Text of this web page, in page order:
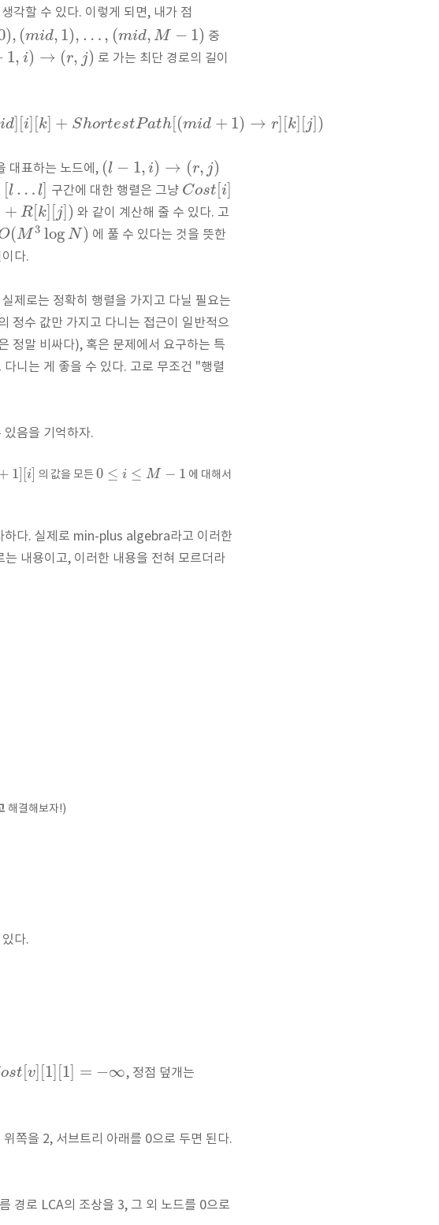
각할 수 있다. 이렇게 되면, 내가 점
), (mid, 1), … , (mid, M − 1) 중
1, i) → (r, j) 로 가는 최단 경로의 길이
id] [i] [k] + ShortestPath[(mid + 1) → r] [k] [j])
대표하는 노드에, (l − 1, i) → (r, j)
[l … l] 구간에 대한 행렬은 그냥 Cost [i]
+ R k j ) 와 같이 계산해 줄 수 있다. 고
(M3 log N) 에 풀 수 있다는 것을 뜻한
다.
제로는 정확히 행렬을 가지고 다닐 필요는
정수 값만 가지고 다니는 접근이 일반적으
정말 비싸다), 혹은 문제에서 요구하는 특
니는 게 좋을 수 있다. 고로 무조건 "행렬
음을 기억하자.
1] [i] 의 값을 모든 0 ≤ i ≤ M − 1 에 대해서
하다. 실제로 min-plus algebra라고 이러한
내용이고, 이러한 내용을 전혀 모르더라
해결해보자!)
다.
ost [v] [1] [1] = −∞, 정점 덮개는
쪽을 2, 서브트리 아래를 0으로 두면 된다.
경로 LCA의 조상을 3, 그 외 노드를 0으로